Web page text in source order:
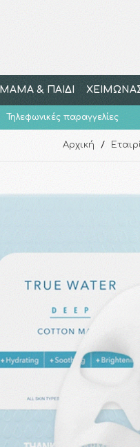
ΜΑΜΑ & ΠΑΙΔΙ
Τηλεφωνικές παραγγελίες
Αρχική /